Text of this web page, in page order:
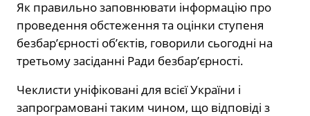
Як правильно заповнювати інформацію про
проведення обстеження та оцінки ступеня
безбар’єрності об’єктів, говорили сьогодні на
третьому засіданні Ради безбар’єрності.
Чеклисти уніфіковані для всієї України і
запрограмовані таким чином, що відповіді з